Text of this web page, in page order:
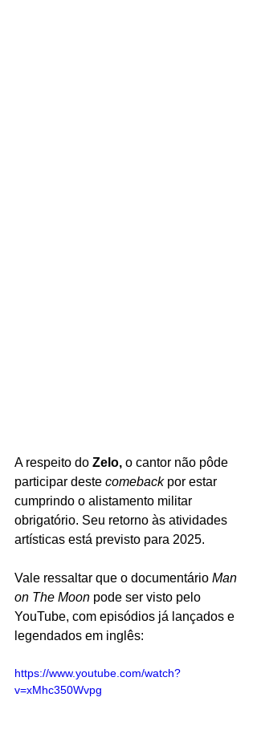
A respeito do Zelo, o cantor não pôde
participar deste comeback por estar
cumprindo o alistamento militar
obrigatório. Seu retorno às atividades
artísticas está previsto para 2025.
Vale ressaltar que o documentário Man
on The Moon pode ser visto pelo
YouTube, com episódios já lançados e
legendados em inglês:
https://www.youtube.com/watch?
v=xMhc350Wvpg